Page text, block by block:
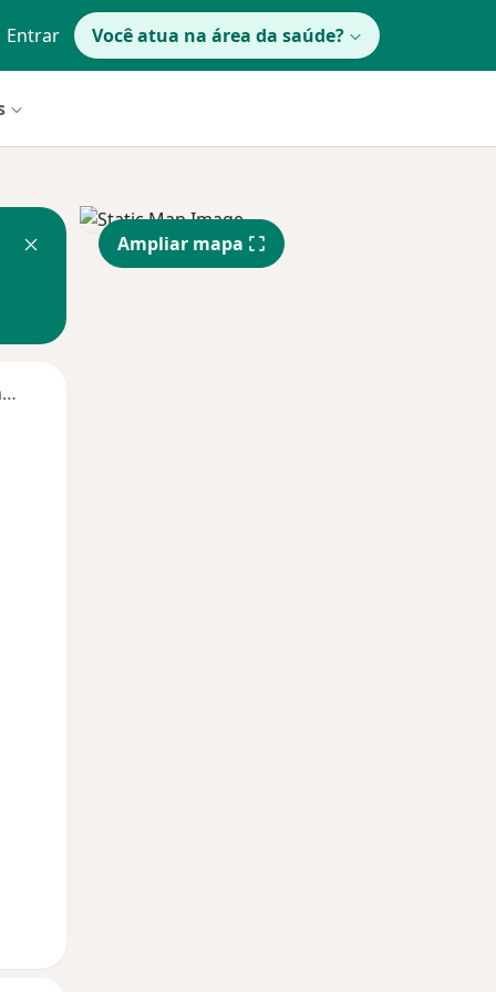
Entrar Você atua na área da saúde?
Segunda-feira
Ampliar mapa